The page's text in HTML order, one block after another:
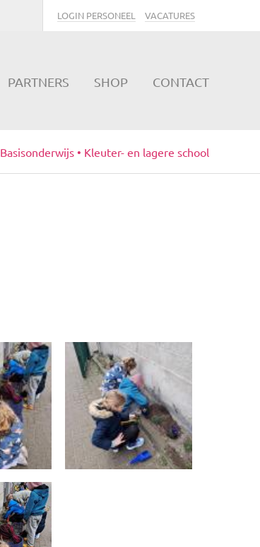
LOGIN PERSONEEL VACATURES
PARTNERS SHOP CONTACT
Basisonderwijs • Kleuter- en lagere school